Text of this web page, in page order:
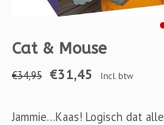
Cat & Mouse
€34,95 €31,45 Incl. btw
Jammie…Kaas! Logisch dat